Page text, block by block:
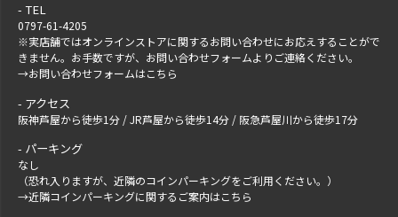
TEL
0797-61-4205
※実店舗ではオンラインストアに関するお問い合わせにお応えすることがで
きません。お手数ですが、 お問い合わせフォームよりご連絡ください。
→お問い合わせフォームはこちら
アクセス
阪神芦屋から徒歩1分 / JR芦屋から徒歩14分 / 阪急芦屋川から徒歩17分
パーキング
なし
（恐れ入りますが、近隣のコインパーキングをご利用ください。）
→近隣コインパーキングに関するご案内はこちら